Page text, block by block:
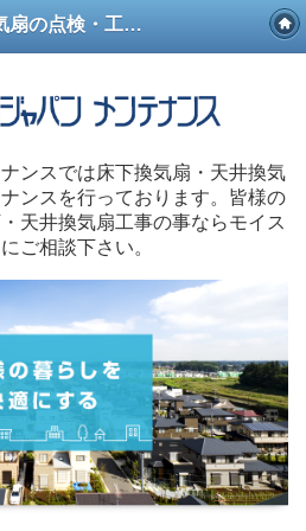
床下換気扇の点検・工事はモイスコジャパンメンテナンス
ンスでは床下換気扇・天井換気
ンスを行っております。皆様の
天井換気扇工事の事ならモイス
ご相談下さい。